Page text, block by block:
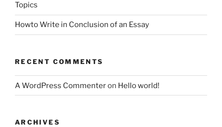
Topics
Howto Write in Conclusion of an Essay
RECENT COMMENTS
A WordPress Commenteron Hello world!
ARCHIVES